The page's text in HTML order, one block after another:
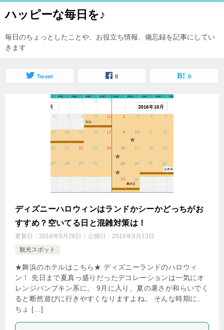
ハッピーな毎日を♪
毎日のちょっとしたことや、お役立ち情報、備忘録を記事にしてい
きます
Tweet 0 0
ディズニーハロウィンはランドかシーかどっちがお
すすめ？空いてる日と混雑対策は！
更新日： 2016年9月26日 公開日： 2016年9月13日
観光スポット
★舞浜のホテルはこちら★ ディズニーランドのハロウィ
ン！ 先日まで夏真っ盛りだったデコレーションは一気にオ
レンジパンプキン系に。 9月に入り、夏の暑さが和らいでく
ると断然遊びに行きやすくなりますよね。 そんな時期に、
ちょ […]